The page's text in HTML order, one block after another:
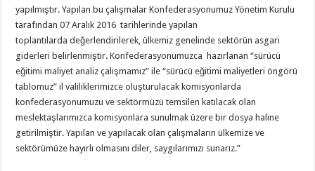
yapılmıştır. Yapılan bu çalışmalar Konfederasyonumuz Yönetim Kurulu
tarafından 07 Aralık 2016 tarihlerinde yapılan
toplantılarda değerlendirilerek, ülkemiz genelinde sektörün asgari
giderleri belirlenmiştir. Konfederasyonumuzca hazırlanan “sürücü
eğitimi maliyet analiz çalışmamız” ile “sürücü eğitimi maliyetleri öngörü
tablomuz” il valiliklerimizce oluşturulacak komisyonlarda
konfederasyonumuzu ve sektörmüzü temsilen katılacak olan
meslektaşlarımızca komisyonlara sunulmak üzere bir dosya haline
getirilmiştir. Yapılan ve yapılacak olan çalışmaların ülkemize ve
sektörümüze hayırlı olmasını diler, saygılarımızı sunarız.”